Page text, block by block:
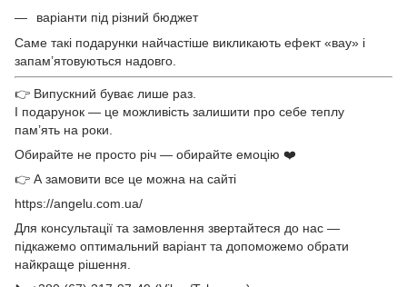
варіанти під різний бюджет
Саме такі подарунки найчастіше викликають ефект «вау» і
запам’ятовуються надовго.
👉 Випускний буває лише раз.
І подарунок — це можливість залишити про себе теплу
пам’ять на роки.
Обирайте не просто річ — обирайте емоцію ❤️
👉 А замовити все це можна на сайті
https://angelu.com.ua/
Для консультації та замовлення звертайтеся до нас —
підкажемо оптимальний варіант та допоможемо обрати
найкраще рішення.